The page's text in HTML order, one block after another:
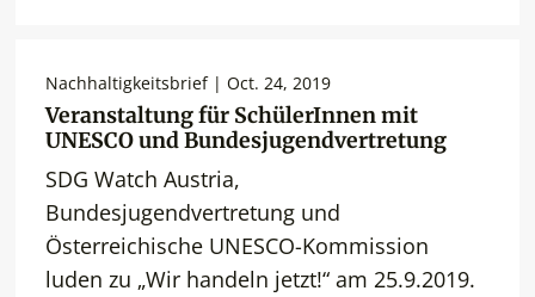
Nachhaltigkeitsbrief | Oct. 24, 2019
Veranstaltung für SchülerInnen mit
UNESCO und Bundesjugendvertretung
SDG Watch Austria,
Bundesjugendvertretung und
Österreichische UNESCO-Kommission
luden zu „Wir handeln jetzt!“ am 25.9.2019.